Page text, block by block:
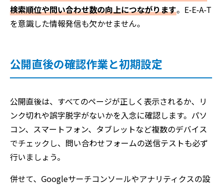
検索順位や問い合わせ数の向上につながります。E-E-A-T
を意識した情報発信も欠かせません。
公開直後の確認作業と初期設定
公開直後は、すべてのページが正しく表示されるか、リ
ンク切れや誤字脱字がないかを入念に確認します。パソ
コン、スマートフォン、タブレットなど複数のデバイス
でチェックし、問い合わせフォームの送信テストも必ず
行いましょう。
併せて、Googleサーチコンソールやアナリティクスの設